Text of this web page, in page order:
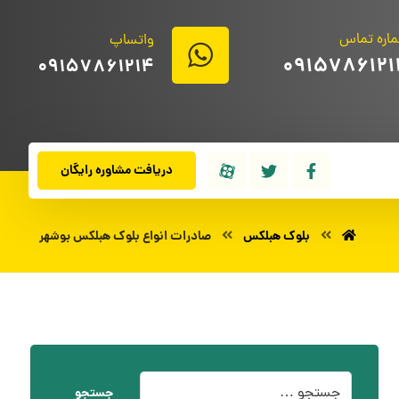
واتساپ
09157861214
تماس
دریافت مشاوره رایگان
بلوک هبلکس صادرات انواع بلوک هبلکس بوشهر
جستجو